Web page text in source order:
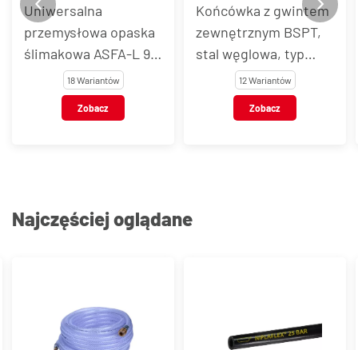
Uniwersalna
przemysłowa opaska
ślimakowa ASFA-L 9
mm, stal węglowa
18 Wariantów
Zobacz
Końcówka z gwintem
zewnętrznym BSPT,
stal węglowa, typ
12 Wariantów
Zobacz
Najczęściej oglądane